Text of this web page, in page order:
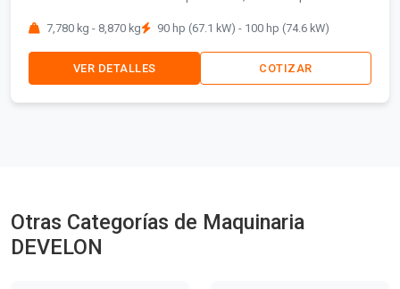
estructural son la prioridad absoluta.
7,780 kg - 8,870 kg 90 hp (67.1 kW) - 100 hp (74.6 kW)
VER DETALLES COTIZAR
Otras Categorías de Maquinaria
DEVELON